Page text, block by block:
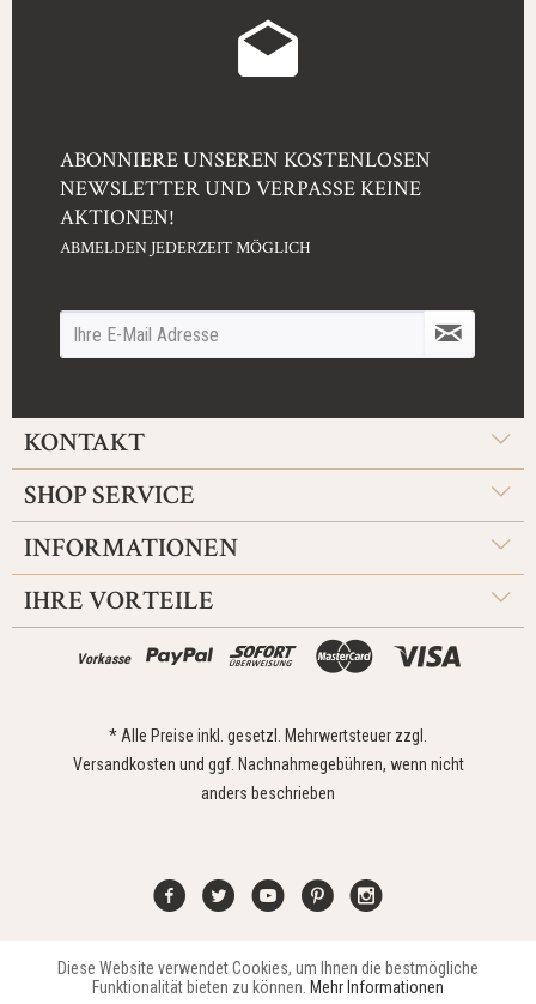
ABONNIERE UNSEREN KOSTENLOSEN
NEWSLETTER UND VERPASSE KEINE
AKTIONEN!
ABMELDEN JEDERZEIT MÖGLICH
KONTAKT
SHOP SERVICE
INFORMATIONEN
IHRE VORTEILE
Vorkasse
* Alle Preise inkl. gesetzl. Mehrwertsteuer zzgl.
Versandkosten und ggf. Nachnahmegebühren, wenn nicht
anders beschrieben
Kontakt Widerrufsrecht Impressum Versand Datenschutz
Funktionale Aktiv
Diese Website verwendet Cookies, um Ihnen die bestmögliche
Funktionalität bieten zu können. Mehr Informationen